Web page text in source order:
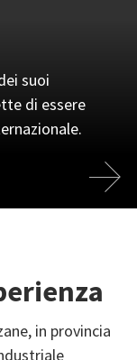
suoi
di essere
di risposta
clientela.
anche nei
in provincia